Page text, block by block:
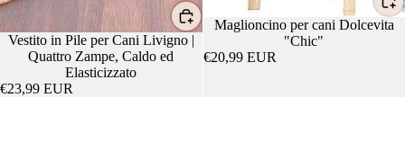
Vestito in Pile per Cani Livigno |
Quattro Zampe, Caldo ed
Elasticizzato
€23,99 EUR
Maglioncino per cani Dolcevita
"Chic"
€20,99 EUR